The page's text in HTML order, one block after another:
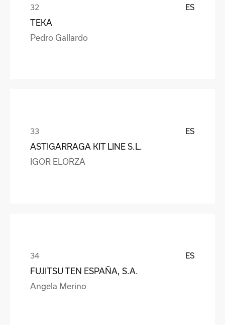
ES
TEKA
Pedro Gallardo
ES
ASTIGARRAGA KIT LINE S.L.
IGOR ELORZA
ES
FUJITSU TEN ESPAÑA, S.A.
Angela Merino